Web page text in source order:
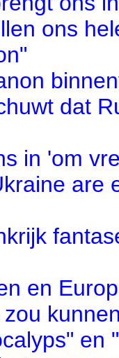
ons
dat
in 'om
are
en
en